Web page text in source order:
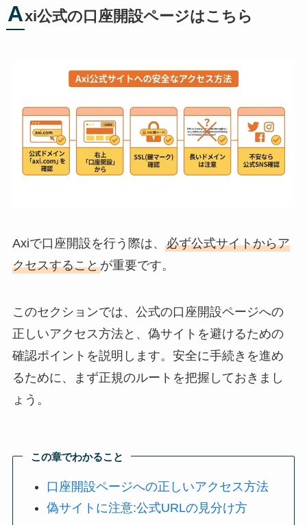
Axi公式の口座開設ページはこちら
Axiで口座開設を行う際は、 必ず公式サイトからア
クセスすることが重要です。
このセクションでは、公式の口座開設ページへの
正しいアクセス方法と、偽サイトを避けるための
確認ポイントを説明します。安全に手続きを進め
るために、まず正規のルートを把握しておきまし
ょう。
この章でわかること
口座開設ページへの正しいアクセス方法
偽サイトに注意:公式URLの見分け方